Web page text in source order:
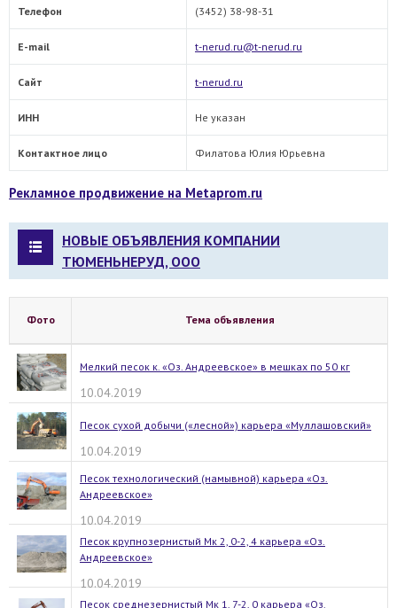
Телефон (3452) 38-98-31
E-mail t-nerud.ru@t-nerud.ru
Сайт t-nerud.ru
ИНН Не указан
Контактное лицо Филатова Юлия Юрьевна
Рекламное продвижение на Metaprom.ru
НОВЫЕ ОБЪЯВЛЕНИЯ КОМПАНИИ
ТЮМЕНЬНЕРУД, ООО
Фото Тема объявления
Мелкий песок к. «Оз. Андреевское» в мешках по 50 кг
10.04.2019
Песок сухой добычи («лесной») карьера «Муллашовский»
10.04.2019
Песок технологический (намывной) карьера «Оз.
Андреевское»
10.04.2019
Песок крупнозернистый Мк 2, 0-2, 4 карьера «Оз.
Андреевское»
10.04.2019
Песок среднезернистый Мк 1, 7-2, 0 карьера «Оз.